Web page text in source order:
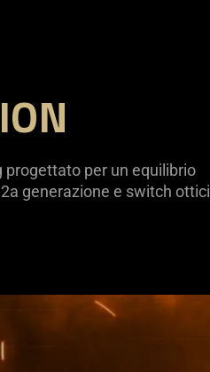
progettato per un equilibrio
generazione e switch ottici